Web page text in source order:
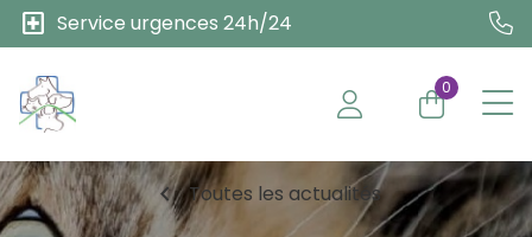
local_hospital Service urgences 24h/24
0
chevron_left Toutes les actualités